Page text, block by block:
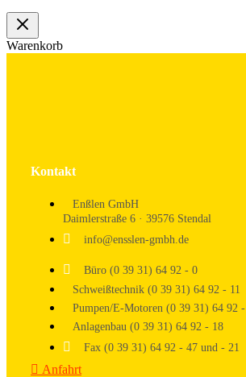
Warenkorb
Kontakt
Enßlen GmbH
Daimlerstraße 6 · 39576 Stendal
info@ensslen-gmbh.de
Büro (0 39 31) 64 92 - 0
Schweißtechnik (0 39 31) 64 92 - 11
Pumpen/E-Motoren (0 39 31) 64 92
Anlagenbau (0 39 31) 64 92 - 18
Fax (0 39 31) 64 92 - 47 und - 21
Anfahrt